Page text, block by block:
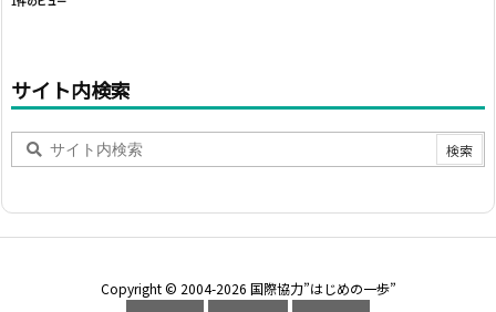
サイト内検索
Copyright © 2004-2026 国際協力”はじめの一歩”